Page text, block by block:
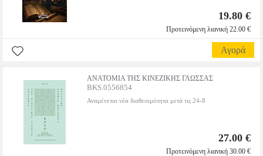
19.80 €
Προτεινόμενη λιανική 22.00 €
Αγορά
ΑΝΑΤΟΜΙΑ ΤΗΣ ΚΙΝΕΖΙΚΗΣ ΓΛΩΣΣΑΣ
BKS.0556854
Αναμένεται νέα διαθεσιμότητα μετά τις 24-8
27.00 €
Προτεινόμενη λιανική 30.00 €